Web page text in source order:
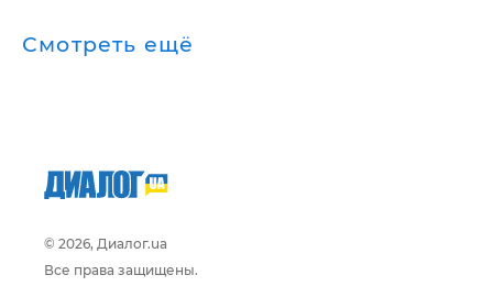
Смотреть ещё
© 2026, Диалог.ua
Все права защищены.